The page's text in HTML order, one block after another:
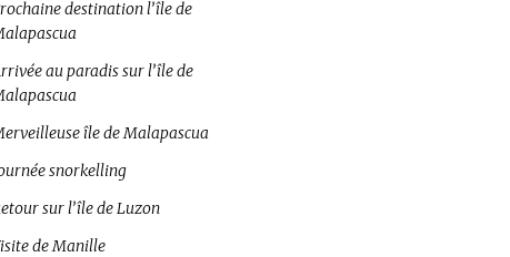
destination l’île de
au paradis sur l’île de
île de Malapascua
snorkelling
sur l’île de Luzon
de Manille